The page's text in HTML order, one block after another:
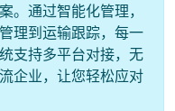
。通过智能化管理，
理到运输跟踪，每一
支持多平台对接，无
企业，让您轻松应对